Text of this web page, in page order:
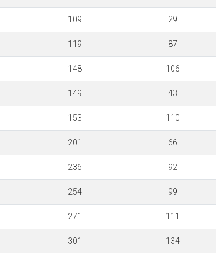
109 29
119 87
148 106
149 43
153 110
201 66
236 92
254 99
271 111
301 134